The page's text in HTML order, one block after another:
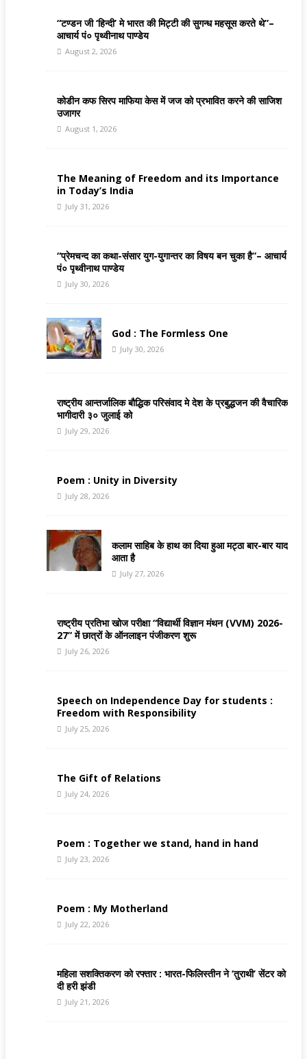
“टण्डन जी ‘हिन्दी’ मे भारत की मिट्टी की सुगन्ध महसूस करते थे”–
आचार्य पं० पृथ्वीनाथ पाण्डेय
August 2, 2026
कोडीन कफ सिरप माफिया केस में जज को प्रभावित करने की साजिश
उजागर
August 1, 2026
The Meaning of Freedom and its Importance
in Today’s India
July 31, 2026
“प्रेमचन्द का कथा-संसार युग-युगान्तर का विषय बन चुका है”– आचार्य
पं० पृथ्वीनाथ पाण्डेय
July 30, 2026
God : The Formless One
July 30, 2026
राष्ट्रीय आन्तर्जालिक बौद्धिक परिसंवाद मे देश के प्रबुद्धजन की वैचारिक
भागीदारी ३० जुलाई को
July 29, 2026
Poem : Unity in Diversity
July 28, 2026
कलाम साहिब के हाथ का दिया हुआ मट्ठा बार-बार याद
आता है
July 27, 2026
राष्ट्रीय प्रतिभा खोज परीक्षा “विद्यार्थी विज्ञान मंथन (VVM) 2026-
27” में छात्रों के ऑनलाइन पंजीकरण शुरू
July 26, 2026
Speech on Independence Day for students :
Freedom with Responsibility
July 25, 2026
The Gift of Relations
July 24, 2026
Poem : Together we stand, hand in hand
July 23, 2026
Poem : My Motherland
July 22, 2026
महिला सशक्तिकरण को रफ्तार : भारत-फिलिस्तीन ने ‘तुराथी’ सेंटर को
दी हरी झंडी
July 21, 2026